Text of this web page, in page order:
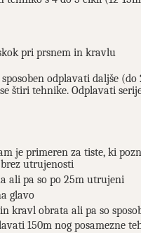
pri prsnem in kravlu
odplavati daljše
štiri tehnike. Odplavati
je primeren za tiste, ki
utrujenosti
ali pa so po 25m utrujeni
glavo
kravl obrata ali pa so
150m nog posamezne